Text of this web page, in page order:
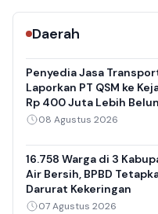
Daerah
Penyedia Jasa
Laporkan PT QSM ke
Rp 400 Juta Lebih
08 Agustus 2026
16.758 Warga di 3
Air Bersih, BPBD
Darurat Kekeringan
07 Agustus 2026